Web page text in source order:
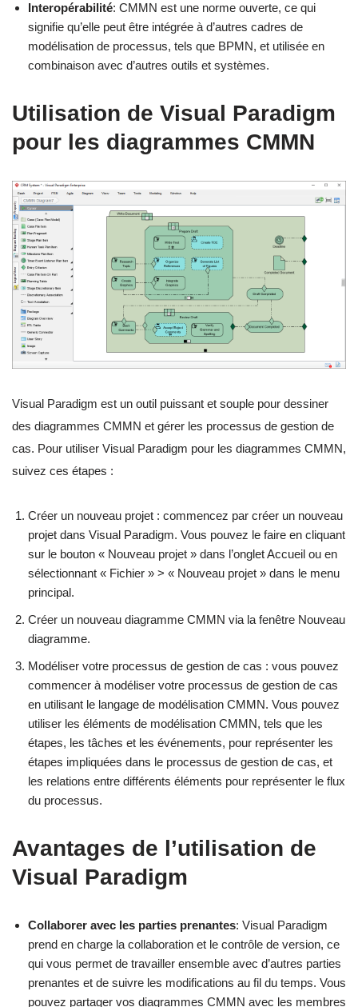
Interopérabilité: CMMN est une norme ouverte, ce qui
signifie qu’elle peut être intégrée à d’autres cadres de
modélisation de processus, tels que BPMN, et utilisée en
combinaison avec d’autres outils et systèmes.
Utilisation de Visual Paradigm
pour les diagrammes CMMN
Visual Paradigm est un outil puissant et souple pour dessiner
des diagrammes CMMN et gérer les processus de gestion de
cas. Pour utiliser Visual Paradigm pour les diagrammes CMMN,
suivez ces étapes :
Créer un nouveau projet : commencez par créer un nouveau
projet dans Visual Paradigm. Vous pouvez le faire en cliquant
sur le bouton « Nouveau projet » dans l’onglet Accueil ou en
sélectionnant « Fichier » > « Nouveau projet » dans le menu
principal.
Créer un nouveau diagramme CMMN via la fenêtre Nouveau
diagramme.
Modéliser votre processus de gestion de cas : vous pouvez
commencer à modéliser votre processus de gestion de cas
en utilisant le langage de modélisation CMMN. Vous pouvez
utiliser les éléments de modélisation CMMN, tels que les
étapes, les tâches et les événements, pour représenter les
étapes impliquées dans le processus de gestion de cas, et
les relations entre différents éléments pour représenter le flux
du processus.
Avantages de l’utilisation de
Visual Paradigm
Collaborer avec les parties prenantes: Visual Paradigm
prend en charge la collaboration et le contrôle de version, ce
qui vous permet de travailler ensemble avec d’autres parties
prenantes et de suivre les modifications au fil du temps. Vous
pouvez partager vos diagrammes CMMN avec les membres